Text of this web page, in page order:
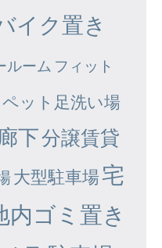
イク置き
ルーム フィット
ペット足洗い場
下分譲賃貸
大型駐車場宅
内ゴミ置き